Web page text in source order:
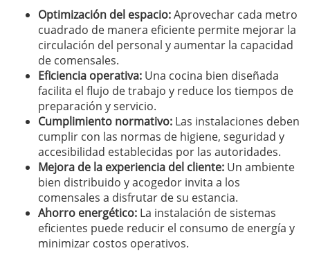
Optimización del espacio:Aprovechar cada metro
cuadrado de manera eficiente permite mejorar la
circulación del personal y aumentar la capacidad
de comensales.
Eficiencia operativa: Una cocina bien diseñada
facilita el flujo de trabajo y reduce los tiempos de
preparación y servicio.
Cumplimiento normativo: Las instalaciones deben
cumplir con las normas de higiene, seguridad y
accesibilidad establecidas por las autoridades.
Mejora de la experiencia del cliente: Un ambiente
bien distribuido y acogedor invita a los
comensales a disfrutar de su estancia.
Ahorro energético: La instalación de sistemas
eficientes puede reducir el consumo de energía y
minimizar costos operativos.